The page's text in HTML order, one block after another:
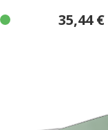
35,44 €